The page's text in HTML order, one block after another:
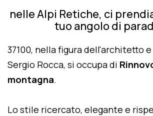
nelle Alpi Retiche, ci
tuo angolo di
37100, nella figura dell'architetto
Sergio Rocca, si occupa di
montagna.
Lo stile ricercato, elegante e